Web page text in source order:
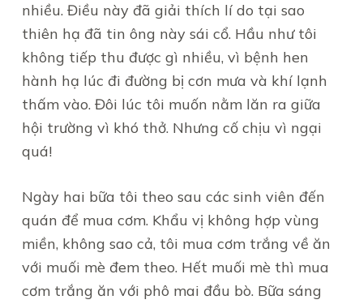
nhiều. Điều này đã giải thích lí do tại sao
thiên hạ đã tin ông này sái cổ. Hầu như tôi
không tiếp thu được gì nhiều, vì bệnh hen
hành hạ lúc đi đường bị cơn mưa và khí lạnh
thấm vào. Đôi lúc tôi muốn nằm lăn ra giữa
hội trường vì khó thở. Nhưng cố chịu vì ngại
quá!
Ngày hai bữa tôi theo sau các sinh viên đến
quán để mua cơm. Khẩu vị không hợp vùng
miền, không sao cả, tôi mua cơm trắng về ăn
với muối mè đem theo. Hết muối mè thì mua
cơm trắng ăn với phô mai đầu bò. Bữa sáng